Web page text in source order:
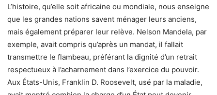
L’histoire, qu’elle soit africaine ou mondiale, nous enseigne
que les grandes nations savent ménager leurs anciens,
mais également préparer leur relève. Nelson Mandela, par
exemple, avait compris qu’après un mandat, il fallait
transmettre le flambeau, préférant la dignité d’un retrait
respectueux à l’acharnement dans l’exercice du pouvoir.
Aux États-Unis, Franklin D. Roosevelt, usé par la maladie,